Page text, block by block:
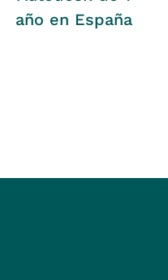
año en España